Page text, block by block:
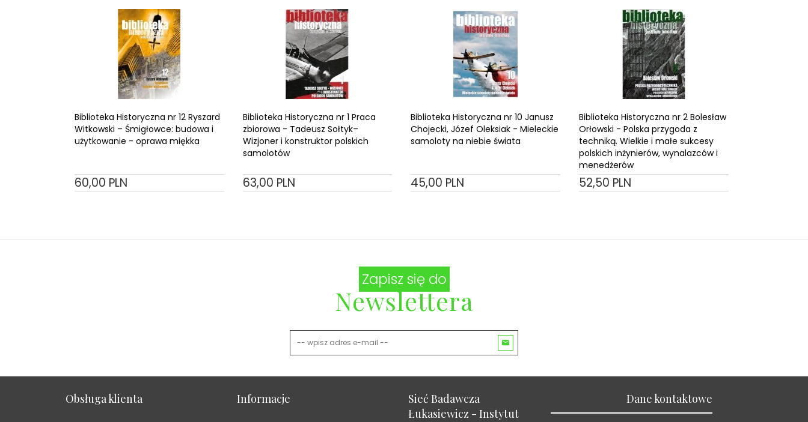
Biblioteka Historyczna nr 12 Ryszard
Witkowski – Śmigłowce: budowa i
użytkowanie - oprawa miękka
60,00 PLN
Biblioteka Historyczna nr 1 Praca
zbiorowa - Tadeusz Sołtyk–
Wizjoner i konstruktor polskich
samolotów
63,00 PLN
Biblioteka Historyczna nr 10 Janusz
Chojecki, Józef Oleksiak - Mieleckie
samoloty na niebie świata
45,00 PLN
Biblioteka Historyczna nr 2 Bolesław
Orłowski - Polska przygoda z
techniką. Wielkie i małe sukcesy
polskich inżynierów, wynalazców i
menedżerów
52,50 PLN
Zapisz się do
Newslettera
Obsługa klienta Informacje
Sieć Badawcza
Łukasiewicz - Instytut
Dane kontaktowe